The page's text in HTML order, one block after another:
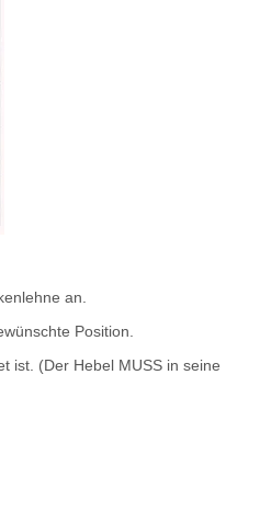
an.
Position.
ist. (Der Hebel MUSS in seine